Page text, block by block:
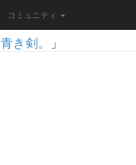
コミュニティ
青き剣。 」